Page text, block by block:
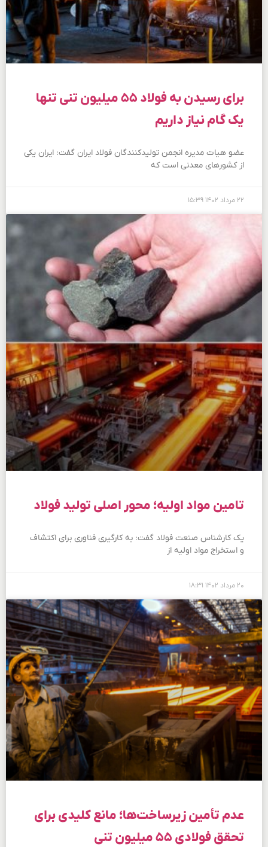
برای رسیدن به فولاد ۵۵ میلیون تنی تنها
یک گام نیاز داریم
عضو هیات مدیره انجمن تولیدکنندگان فولاد ایران گفت: ایران یکی
از کشورهای معدنی است که
۲۲ مرداد ۱۴۰۲ ۱۵:۳۹
تامین مواد اولیه؛ محور اصلی تولید فولاد
یک کارشناس صنعت فولاد گفت: به کارگیری فناوری برای اکتشاف
و استخراج مواد اولیه از
۲۰ مرداد ۱۴۰۲ ۱۸:۳۱
عدم تأمین زیرساخت‌ها؛ مانع کلیدی برای
تحقق فولادی ۵۵ میلیون تنی